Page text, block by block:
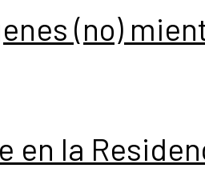
(no)
en la